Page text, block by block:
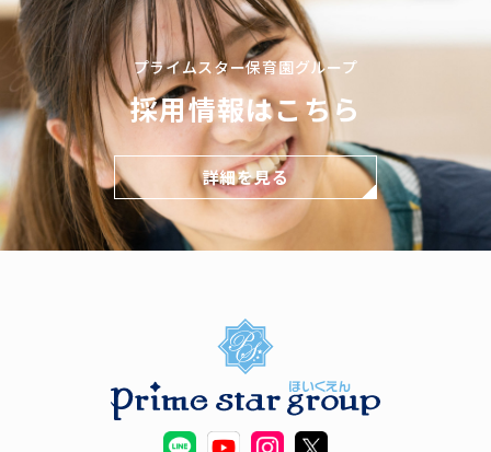
プライムスター保育園グループ
採用情報はこちら
詳細を見る